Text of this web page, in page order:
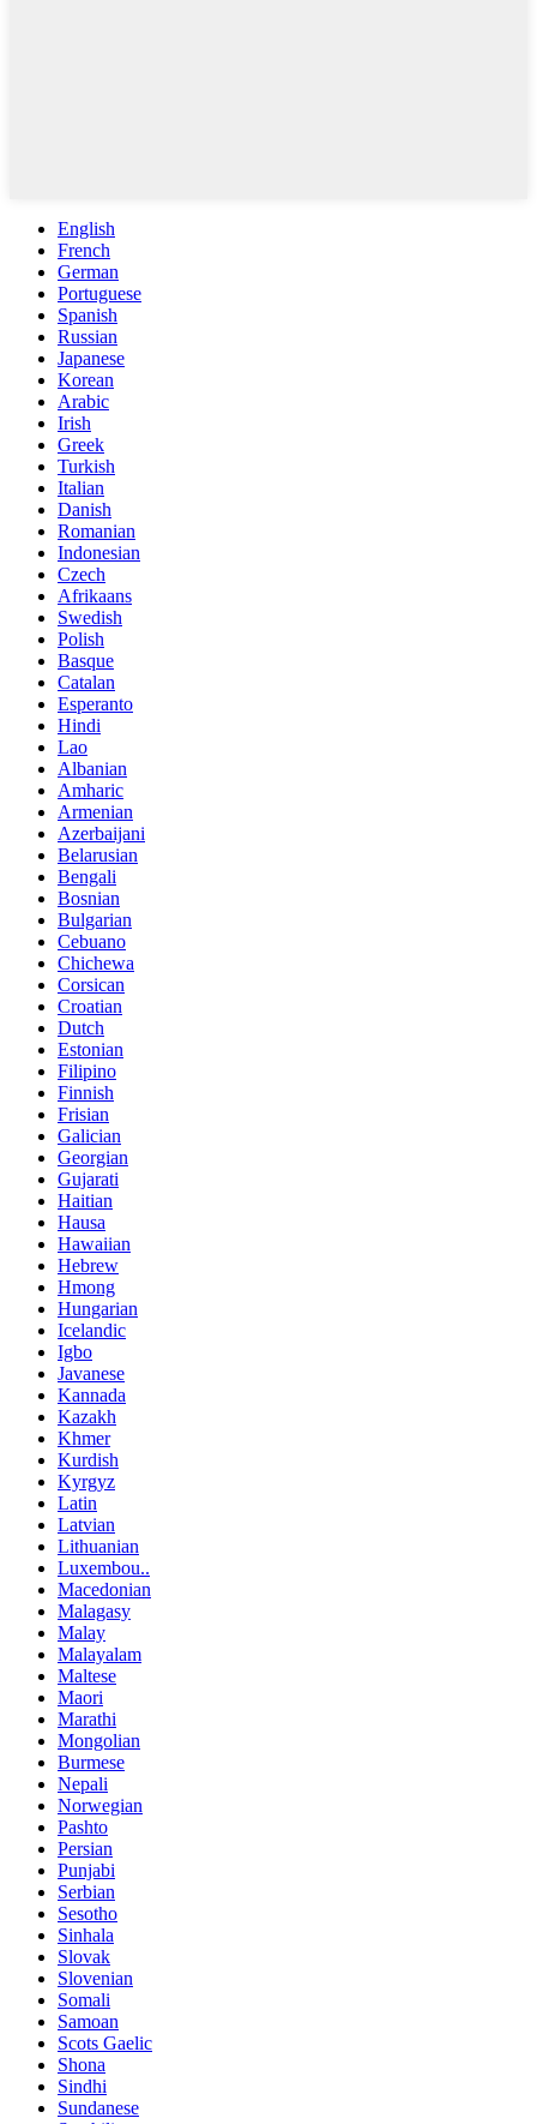
English
French
German
Portuguese
Spanish
Russian
Japanese
Korean
Arabic
Irish
Greek
Turkish
Italian
Danish
Romanian
Indonesian
Czech
Afrikaans
Swedish
Polish
Basque
Catalan
Esperanto
Hindi
Lao
Albanian
Amharic
Armenian
Azerbaijani
Belarusian
Bengali
Bosnian
Bulgarian
Cebuano
Chichewa
Corsican
Croatian
Dutch
Estonian
Filipino
Finnish
Frisian
Galician
Georgian
Gujarati
Haitian
Hausa
Hawaiian
Hebrew
Hmong
Hungarian
Icelandic
Igbo
Javanese
Kannada
Kazakh
Khmer
Kurdish
Kyrgyz
Latin
Latvian
Lithuanian
Luxembou..
Macedonian
Malagasy
Malay
Malayalam
Maltese
Maori
Marathi
Mongolian
Burmese
Nepali
Norwegian
Pashto
Persian
Punjabi
Serbian
Sesotho
Sinhala
Slovak
Slovenian
Somali
Samoan
Scots Gaelic
Shona
Sindhi
Sundanese